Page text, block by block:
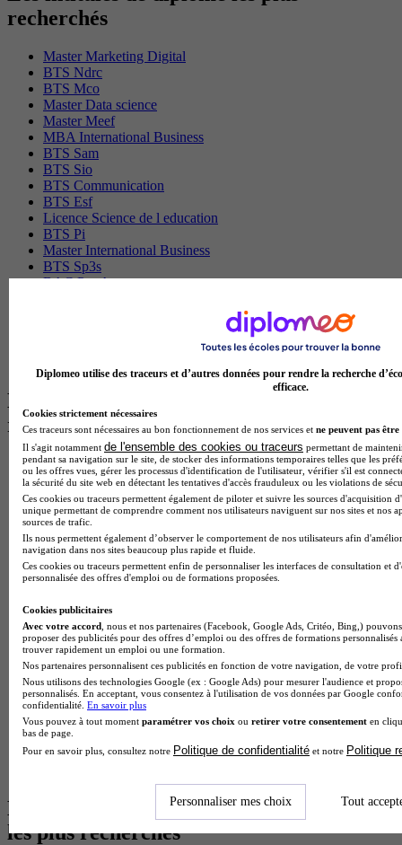
recherchés
Master Marketing Digital
BTS Ndrc
BTS Mco
Master Data science
Master Meef
MBA International Business
BTS Sam
BTS Sio
BTS Communication
BTS Esf
Licence Science de l education
BTS Pi
Master International Business
BTS Sp3s
BAC Pro Assp
Les intitulés de diplôme par ville les plus
recherchés
Master Meef à Lille
Prépa Medecine à Paris
Licence Psychologie à Paris
Master Psychologie à Lyon
Licence Psychologie à Toulouse
Master Psychologie à Lille
Master Psychologie à Montpellier
Master Psychologie à Paris
Master Meef à Paris
BTS Tourisme à Bordeaux
BTS Tourisme à Lyon
BTS Tourisme à Paris
BTS Tourisme à Toulouse
Licence Psychologie à Lille
Master Informatique à Paris
BTS Communication à Bordeaux
Master Psychologie à Angers
BTS Communication à Lyon
Les intitulés de diplôme par alternance
les plus recherchés
Diplomeo utilise des traceurs et d’autres données pour rendre la recherche
efficace.
Cookies strictement nécessaires
Ces traceurs sont nécessaires au bon fonctionnement de nos services et ne peuvent pas être
Il s'agit notamment de l'ensemble des cookies ou traceurs permettant de
pendant sa navigation sur le site, de stocker des informations temporaires telles que les
ou les offres vues, gérer les processus d'identification de l'utilisateur, vérifier s'il est
la sécurité du site web en détectant les tentatives d'accès frauduleux ou les violations de
Ces cookies ou traceurs permettent également de piloter et suivre les sources d'acquisition
unique permettant de comprendre comment nos utilisateurs naviguent sur nos sites et nos
sources de trafic.
Ils nous permettent également d’observer le comportement de nos utilisateurs afin
navigation dans nos sites beaucoup plus rapide et fluide.
Ces cookies ou traceurs permettent enfin de personnaliser les interfaces de consultation et
personnalisée des offres d'emploi ou de formations proposées.
Cookies publicitaires
Avec votre accord , nous et nos partenaires (Facebook, Google Ads, Critéo, Bing,)
proposer des publicités pour des offres d’emploi ou des offres de formations
trouver rapidement un emploi ou une formation.
Nos partenaires personnalisent ces publicités en fonction de votre navigation, de votre
Nous utilisons des technologies Google (ex : Google Ads) pour mesurer l'audience et
personnalisés. En acceptant, vous consentez à l'utilisation de vos données par Google
confidentialité. En savoir plus
Vous pouvez à tout moment paramétrer vos choix ou retirer votre consentement en
bas de page.
Pour en savoir plus, consultez notre Politique de confidentialité et notre Politique
Personnaliser mes choix Tout